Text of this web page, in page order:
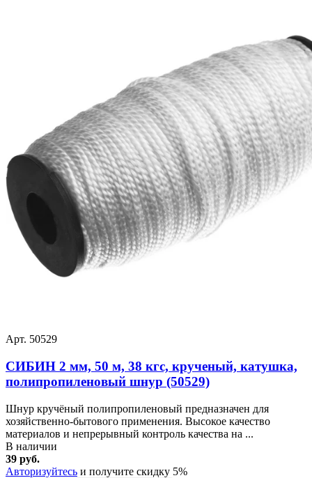
Арт. 50529
СИБИН 2 мм, 50 м, 38 кгс, крученый, катушка,
полипропиленовый шнур (50529)
Шнур кручёный полипропиленовый предназначен для
хозяйственно-бытового применения. Высокое качество
материалов и непрерывный контроль качества на ...
В наличии
39 руб.
Авторизуйтесь и получите скидку 5%